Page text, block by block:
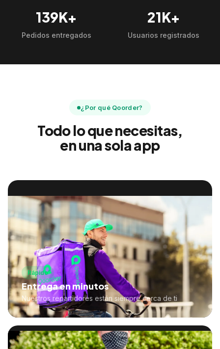
139K+
Pedidos entregados
21K+
Usuarios registrados
¿Por qué Qoorder?
Todo lo que necesitas,
en una sola app
Rápido
Entrega en minutos
Nuestros repartidores están siempre cerca de ti